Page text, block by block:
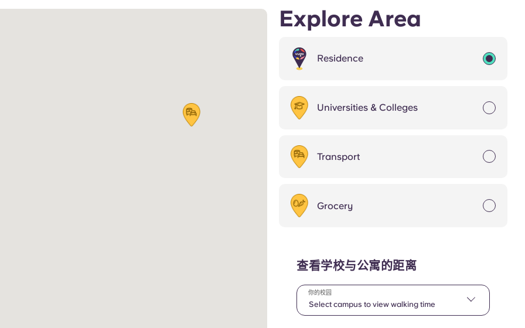
Explore Area
Residence
Universities & Colleges
Transport
Grocery
查看学校与公寓的距离
Select campus to view walking time
你的校园